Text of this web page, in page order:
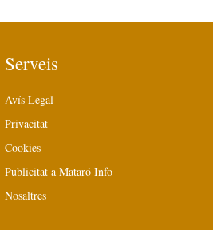
Serveis
Avís Legal
Privacitat
Cookies
Publicitat a Mataró Info
Nosaltres